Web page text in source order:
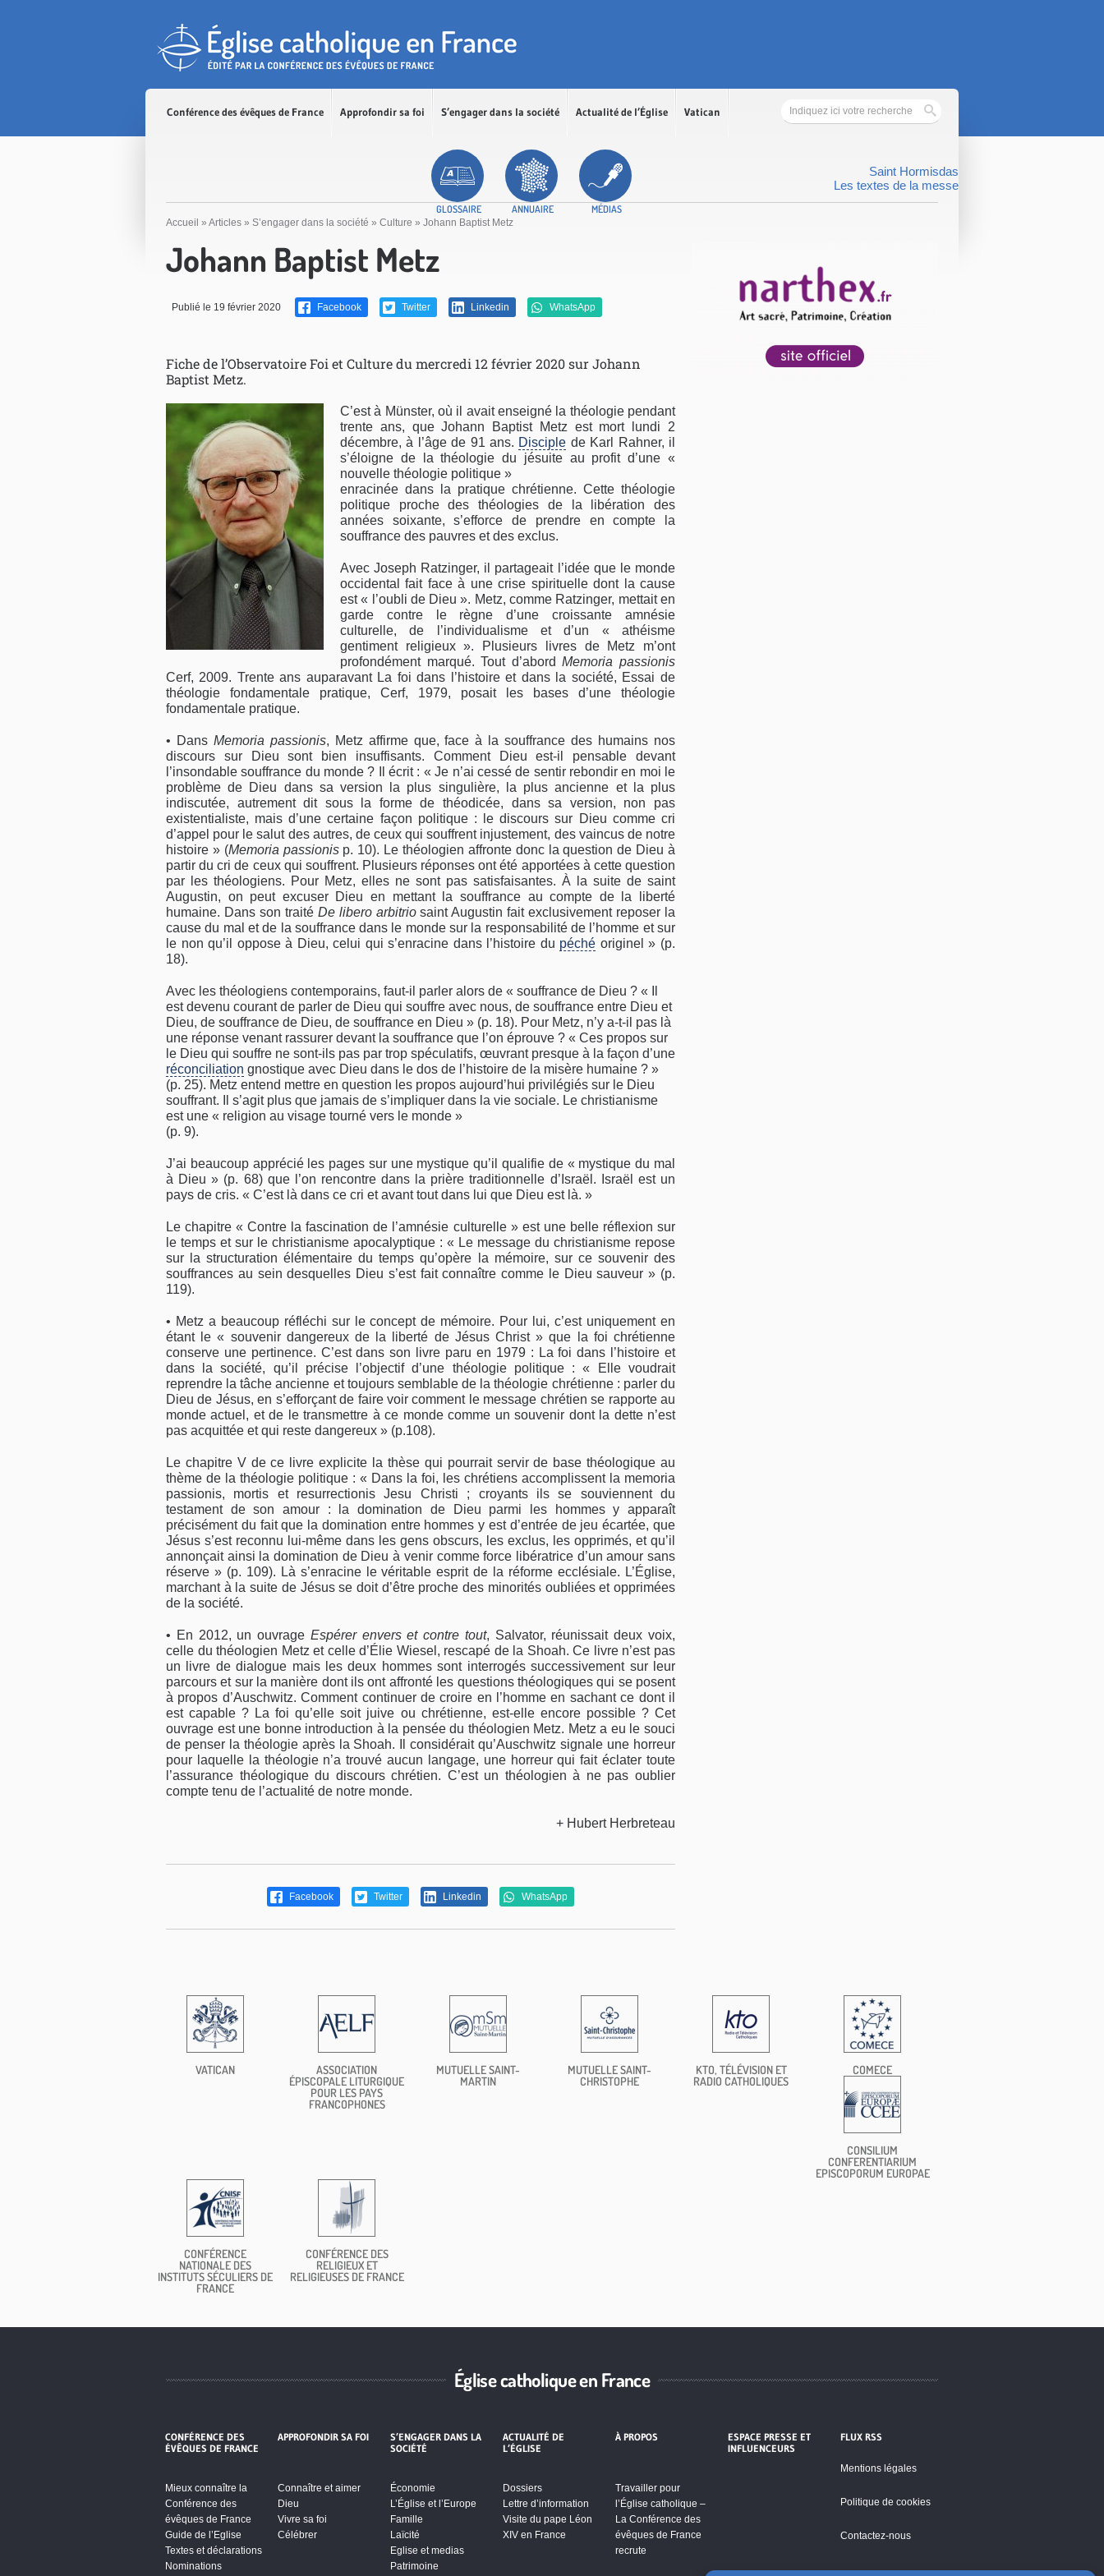
Conférence des évêques de France Approfondir sa foi S’engager dans la société Actualité de l’Église Vatican
GLOSSAIRE ANNUAIRE MÉDIAS
Saint Hormisdas
Les textes de la messe
Accueil » Articles » S’engager dans la société » Culture » Johann Baptist Metz
Johann Baptist Metz
Publié le 19 février 2020 Facebook Twitter Linkedin WhatsApp
Fiche de l’Observatoire Foi et Culture du mercredi 12 février 2020 sur Johann
Baptist Metz.
C’est à Münster, où il avait enseigné la théologie pendant
trente ans, que Johann Baptist Metz est mort lundi 2
décembre, à l’âge de 91 ans. Disciple de Karl Rahner, il
s’éloigne de la théologie du jésuite au profit d’une «
nouvelle théologie politique »
enracinée dans la pratique chrétienne. Cette théologie
politique proche des théologies de la libération des
années soixante, s’efforce de prendre en compte la
souffrance des pauvres et des exclus.
Avec Joseph Ratzinger, il partageait l’idée que le monde
occidental fait face à une crise spirituelle dont la cause
est « l’oubli de Dieu ». Metz, comme Ratzinger, mettait en
garde contre le règne d’une croissante amnésie
culturelle, de l’individualisme et d’un « athéisme
gentiment religieux ». Plusieurs livres de Metz m’ont
profondément marqué. Tout d’abordMemoria passionis
Cerf, 2009. Trente ans auparavant La foi dans l’histoire et dans la société, Essai de
théologie fondamentale pratique, Cerf, 1979, posait les bases d’une théologie
fondamentale pratique.
• Dans Memoria passionis, Metz affirme que, face à la souffrance des humains nos
discours sur Dieu sont bien insuffisants. Comment Dieu est-il pensable devant
l’insondable souffrance du monde ? Il écrit : « Je n’ai cessé de sentir rebondir en moi le
problème de Dieu dans sa version la plus singulière, la plus ancienne et la plus
indiscutée, autrement dit sous la forme de théodicée, dans sa version, non pas
existentialiste, mais d’une certaine façon politique : le discours sur Dieu comme cri
d’appel pour le salut des autres, de ceux qui souffrent injustement, des vaincus de notre
histoire » (Memoria passionisp. 10). Le théologien affronte donc la question de Dieu à
partir du cri de ceux qui souffrent. Plusieurs réponses ont été apportées à cette question
par les théologiens. Pour Metz, elles ne sont pas satisfaisantes. À la suite de saint
Augustin, on peut excuser Dieu en mettant la souffrance au compte de la liberté
humaine. Dans son traité De libero arbitriosaint Augustin fait exclusivement reposer la
cause du mal et de la souffrance dans le monde sur la responsabilité de l’homme et sur
le non qu’il oppose à Dieu, celui qui s’enracine dans l’histoire du péché originel » (p.
18).
Avec les théologiens contemporains, faut-il parler alors de « souffrance de Dieu ? « Il
est devenu courant de parler de Dieu qui souffre avec nous, de souffrance entre Dieu et
Dieu, de souffrance de Dieu, de souffrance en Dieu » (p. 18). Pour Metz, n’y a-t-il pas là
une réponse venant rassurer devant la souffrance que l’on éprouve ? « Ces propos sur
le Dieu qui souffre ne sont-ils pas par trop spéculatifs, œuvrant presque à la façon d’une
réconciliation gnostique avec Dieu dans le dos de l’histoire de la misère humaine ? »
(p. 25). Metz entend mettre en question les propos aujourd’hui privilégiés sur le Dieu
souffrant. Il s’agit plus que jamais de s’impliquer dans la vie sociale. Le christianisme
est une « religion au visage tourné vers le monde »
(p. 9).
J’ai beaucoup apprécié les pages sur une mystique qu’il qualifie de « mystique du mal
à Dieu » (p. 68) que l’on rencontre dans la prière traditionnelle d’Israël. Israël est un
pays de cris. « C’est là dans ce cri et avant tout dans lui que Dieu est là. »
Le chapitre « Contre la fascination de l’amnésie culturelle » est une belle réflexion sur
le temps et sur le christianisme apocalyptique : « Le message du christianisme repose
sur la structuration élémentaire du temps qu’opère la mémoire, sur ce souvenir des
souffrances au sein desquelles Dieu s’est fait connaître comme le Dieu sauveur » (p.
119).
• Metz a beaucoup réfléchi sur le concept de mémoire. Pour lui, c’est uniquement en
étant le « souvenir dangereux de la liberté de Jésus Christ » que la foi chrétienne
conserve une pertinence. C’est dans son livre paru en 1979 : La foi dans l’histoire et
dans la société, qu’il précise l’objectif d’une théologie politique : « Elle voudrait
reprendre la tâche ancienne et toujours semblable de la théologie chrétienne : parler du
Dieu de Jésus, en s’efforçant de faire voir comment le message chrétien se rapporte au
monde actuel, et de le transmettre à ce monde comme un souvenir dont la dette n’est
pas acquittée et qui reste dangereux » (p.108).
Le chapitre V de ce livre explicite la thèse qui pourrait servir de base théologique au
thème de la théologie politique : « Dans la foi, les chrétiens accomplissent la memoria
passionis, mortis et resurrectionis Jesu Christi ; croyants ils se souviennent du
testament de son amour : la domination de Dieu parmi les hommes y apparaît
précisément du fait que la domination entre hommes y est d’entrée de jeu écartée, que
Jésus s’est reconnu lui-même dans les gens obscurs, les exclus, les opprimés, et qu’il
annonçait ainsi la domination de Dieu à venir comme force libératrice d’un amour sans
réserve » (p. 109). Là s’enracine le véritable esprit de la réforme ecclésiale. L’Église,
marchant à la suite de Jésus se doit d’être proche des minorités oubliées et opprimées
de la société.
• En 2012, un ouvrage Espérer envers et contre tout, Salvator, réunissait deux voix,
celle du théologien Metz et celle d’Élie Wiesel, rescapé de la Shoah. Ce livre n’est pas
un livre de dialogue mais les deux hommes sont interrogés successivement sur leur
parcours et sur la manière dont ils ont affronté les questions théologiques qui se posent
à propos d’Auschwitz. Comment continuer de croire en l’homme en sachant ce dont il
est capable ? La foi qu’elle soit juive ou chrétienne, est-elle encore possible ? Cet
ouvrage est une bonne introduction à la pensée du théologien Metz. Metz a eu le souci
de penser la théologie après la Shoah. Il considérait qu’Auschwitz signale une horreur
pour laquelle la théologie n’a trouvé aucun langage, une horreur qui fait éclater toute
l’assurance théologique du discours chrétien. C’est un théologien à ne pas oublier
compte tenu de l’actualité de notre monde.
+ Hubert Herbreteau
Facebook Twitter Linkedin WhatsApp
VATICAN
ASSOCIATION
ÉPISCOPALE LITURGIQUE
POUR LES PAYS
FRANCOPHONES
MUTUELLE SAINT-
MARTIN
MUTUELLE SAINT-
CHRISTOPHE
KTO, TÉLÉVISION ET
RADIO CATHOLIQUES
COMECE
CONSILIUM
CONFERENTIARIUM
EPISCOPORUM EUROPAE
CONFÉRENCE
NATIONALE DES
INSTITUTS SÉCULIERS DE
FRANCE
CONFÉRENCE DES
RELIGIEUX ET
RELIGIEUSES DE FRANCE
Église catholique en France
CONFÉRENCE DES
ÉVÊQUES DE FRANCE
Mieux connaître la
Conférence des
évêques de France
Guide de l’Eglise
Textes et déclarations
Nominations
APPROFONDIR SA FOI
Connaître et aimer
Dieu
Vivre sa foi
Célébrer
S’ENGAGER DANS LA
SOCIÉTÉ
Économie
L’Église et l’Europe
Famille
Laïcité
Eglise et medias
Patrimoine
ACTUALITÉ DE
L’ÉGLISE
Dossiers
Lettre d’information
Visite du pape Léon
XIV en France
À PROPOS
Travailler pour
l’Église catholique –
La Conférence des
évêques de France
recrute
ESPACE PRESSE ET
INFLUENCEURS
FLUX RSS
Mentions légales
Politique de cookies
Contactez-nous